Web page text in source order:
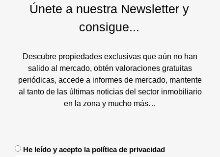
Únete a nuestra Newsletter y
consigue...
Descubre propiedades exclusivas que aún no han
salido al mercado, obtén valoraciones gratuitas
periódicas, accede a informes de mercado, mantente
al tanto de las últimas noticias del sector inmobiliario
en la zona y mucho más…
He leído y acepto la política de privacidad